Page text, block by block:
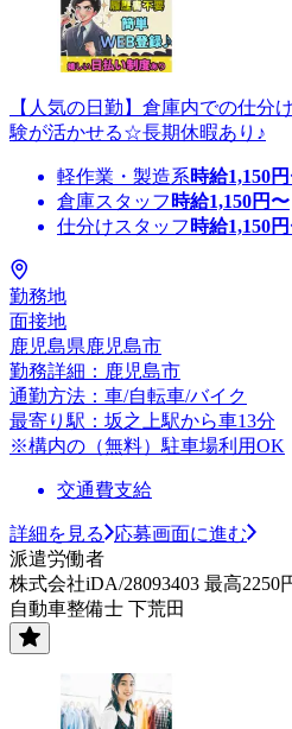
【人気の日勤】倉庫内での仕分
験が活かせる☆長期休暇あり♪
軽作業・製造系時給1,150
倉庫スタッフ 時給1,150円〜
仕分けスタッフ 時給1,150
勤務地
面接地
鹿児島県鹿児島市
勤務詳細：鹿児島市
通勤方法：車/自転車/バイク
最寄り駅：坂之上駅から車13分
※構内の（無料）駐車場利用OK
交通費支給
詳細を見る
応募画面に進む
派遣労働者
株式会社iDA/28093403 最高2250
自動車整備士 下荒田